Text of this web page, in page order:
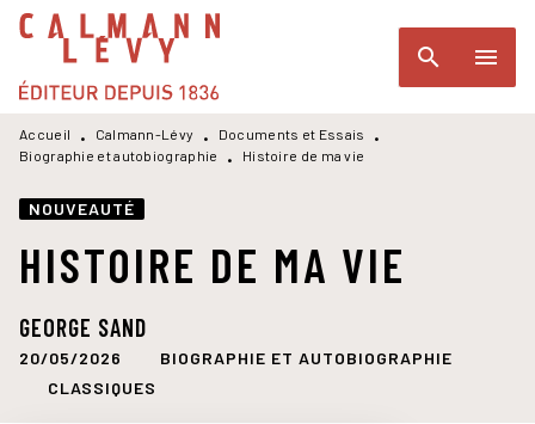
MENU RECHERCHE
PIED DE PAGE
search menu
Accueil • Calmann-Lévy • Documents et Essais
•
Biographie et autobiographie
• Histoire de ma vie
NOUVEAUTÉ
HISTOIRE DE MA VIE
GEORGE SAND
20/05/2026
BIOGRAPHIE ET AUTOBIOGRAPHIE
CLASSIQUES